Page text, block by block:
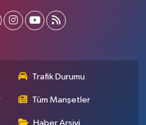
Trafik Durumu
Tüm Manşetler
Haber Arşivi